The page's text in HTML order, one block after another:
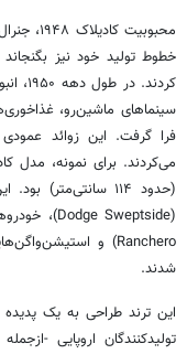
خطوط تولید خود نیز
سینماهای ماشین‌رو،
فرا گرفت. این زوائد
(حدود ۱۱۴
شدند.
این ترند طراحی به یک
تولیدکنندگان اروپایی -